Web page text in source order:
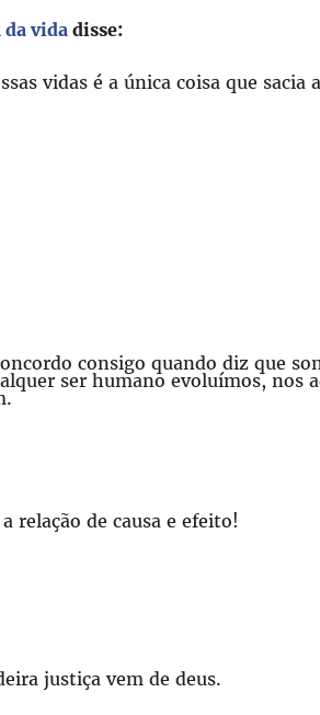
da vidadisse:
vidas é a única coisa que
consigo quando diz que
ser humano evoluímos, nos
relação de causa e efeito!
justiça vem de deus.